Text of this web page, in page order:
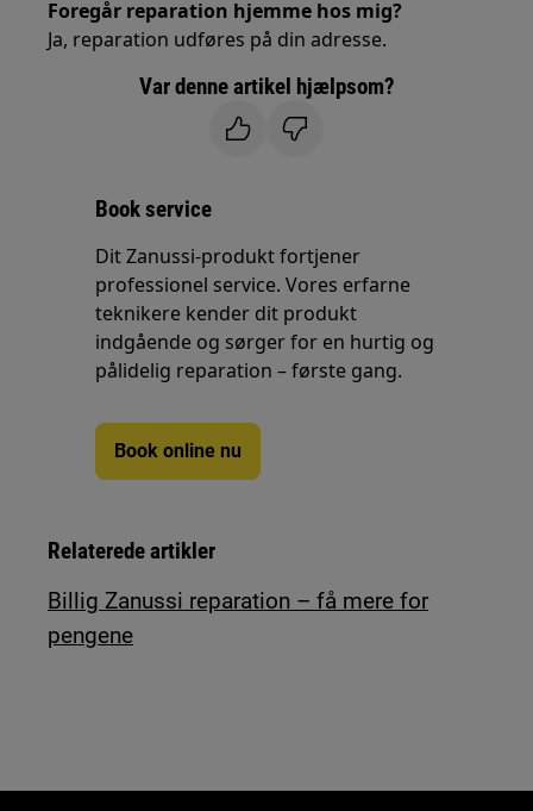
Foregår reparation hjemme hos mig?
Ja, reparation udføres på din adresse.
Var denne artikel hjælpsom?
Book service
Dit Zanussi-produkt fortjener
professionel service. Vores erfarne
teknikere kender dit produkt
indgående og sørger for en hurtig og
pålidelig reparation – første gang.
Book online nu
Relaterede artikler
Billig Zanussi reparation – få mere for
pengene